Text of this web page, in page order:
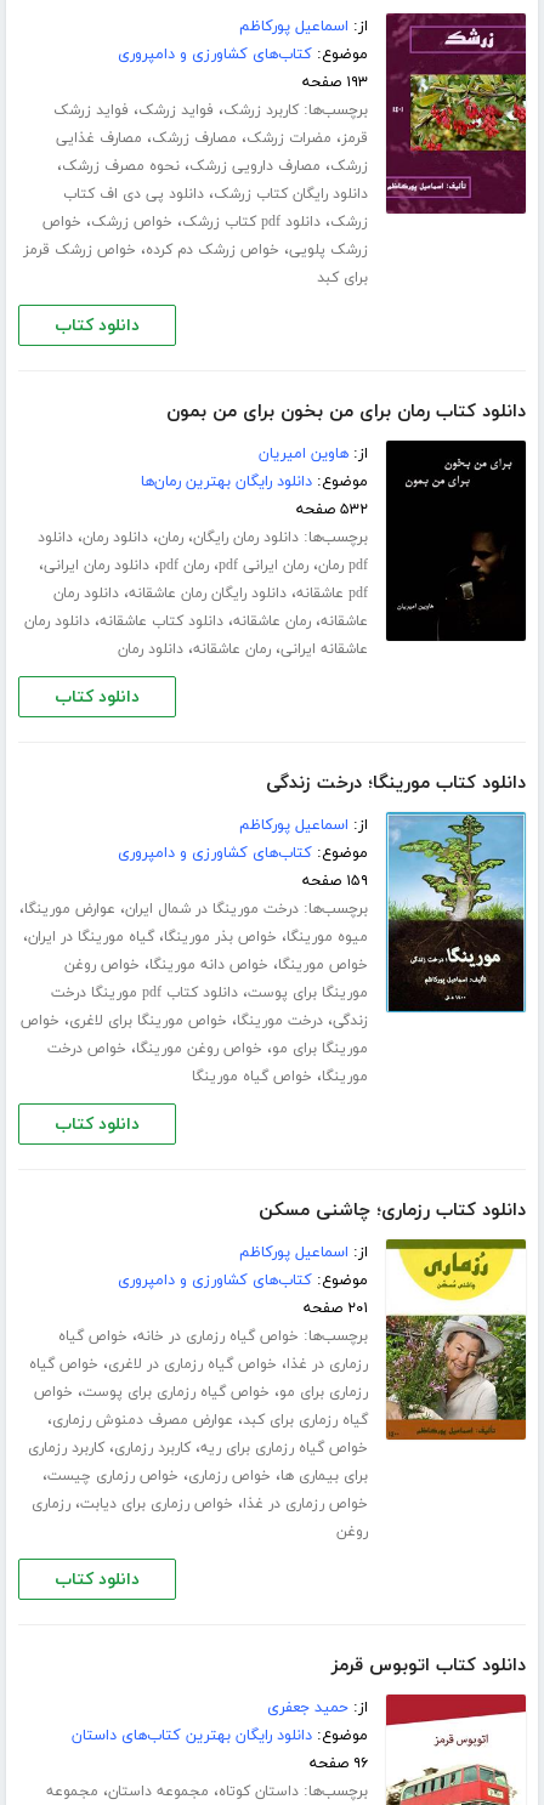
از: اسماعیل پورکاظم
موضوع:کتاب‌های کشاورزی و دامپروری
۱۹۳ صفحه
برچسب‌ها:کاربرد زرشک، فواید زرشک، فواید زرشک
قرمز، مضرات زرشک، مصارف زرشک، مصارف غذایی
زرشک، مصارف دارویی زرشک،نحوه مصرف زرشک،
دانلود رایگان کتاب زرشک،دانلود پی دی اف کتاب
زرشک،دانلود pdf کتاب زرشک ، خواص زرشک، خواص
زرشک پلویی، خواص زرشک دم کرده، خواص زرشک قرمز
برای کبد
دانلود کتاب
دانلود کتاب رمان برای من بخون برای من بمون
از:هاوین امیریان
موضوع:دانلود رایگان بهترین رمان‌ها
۵۳۲ صفحه
برچسب‌ها:دانلود رمان رایگان،رمان،دانلود رمان،دانلود
pdf رمان
،رمان ایرانی pdf ،رمان pdf ،دانلود رمان ایرانی،
pdf عاشقانه ،دانلود رایگان رمان عاشقانه،دانلود رمان
عاشقانه،رمان عاشقانه،دانلود کتاب عاشقانه،دانلود رمان
عاشقانه ایرانی،رمان عاشقانه،دانلود رمان
دانلود کتاب
دانلود کتاب مورینگا؛ درخت زندگی
از: اسماعیل پورکاظم
موضوع:کتاب‌های کشاورزی و دامپروری
۱۵۹ صفحه
برچسب‌ها:درخت مورینگا در شمال ایران، عوارض مورینگا،
میوه مورینگا، خواص بذر مورینگا،گیاه مورینگا در ایران،
خواص مورینگا، خواص دانه مورینگا، خواص روغن
مورینگا برای پوست،
دانلود کتاب pdf مورینگا درخت
زندگی،درخت مورینگا، خواص مورینگا برای لاغری، خواص
مورینگا برای مو، خواص روغن مورینگا، خواص درخت
مورینگا، خواص گیاه مورینگا
دانلود کتاب
دانلود کتاب رزماری؛ چاشنی مسکن
از: اسماعیل پورکاظم
موضوع:کتاب‌های کشاورزی و دامپروری
۲۰۱ صفحه
برچسب‌ها: خواص گیاه رزماری در خانه، خواص گیاه
رزماری در غذا، خواص گیاه رزماری در لاغری، خواص گیاه
رزماری برای مو، خواص گیاه رزماری برای پوست، خواص
گیاه رزماری برای کبد، عوارض مصرف دمنوش رزماری،
خواص گیاه رزماری برای ریه،کاربرد رزماری،کاربرد رزماری
برای بیماری ها، خواص رزماری، خواص رزماری چیست،
خواص رزماری در غذا، خواص رزماری برای دیابت،رزماری
روغن
دانلود کتاب
دانلود کتاب اتوبوس قرمز
از:حمید جعفری
موضوع:دانلود رایگان بهترین کتاب‌های داستان
۹۶ صفحه
برچسب‌ها:داستان کوتاه، مجموعه داستان، مجموعه